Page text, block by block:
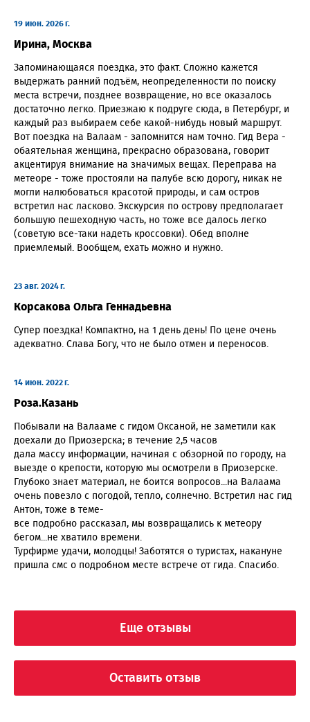
19 июн. 2026 г.
Ирина, Москва
Запоминающаяся поездка, это факт. Сложно кажется
выдержать ранний подъём, неопределенности по поиску
места встречи, позднее возвращение, но все оказалось
достаточно легко. Приезжаю к подруге сюда, в Петербург, и
каждый раз выбираем себе какой-нибудь новый маршрут.
Вот поездка на Валаам - запомнится нам точно. Гид Вера -
обаятельная женщина, прекрасно образована, говорит
акцентируя внимание на значимых вещах. Переправа на
метеоре - тоже простояли на палубе всю дорогу, никак не
могли налюбоваться красотой природы, и сам остров
встретил нас ласково. Экскурсия по острову предполагает
большую пешеходную часть, но тоже все далось легко
(советую все-таки надеть кроссовки). Обед вполне
приемлемый. Вообщем, ехать можно и нужно.
23 авг. 2024 г.
Корсакова Ольга Геннадьевна
Супер поездка! Компактно, на 1 день день! По цене очень
адекватно. Слава Богу, что не было отмен и переносов.
14 июн. 2022 г.
Роза.Казань
Побывали на Валааме с гидом Оксаной, не заметили как
доехали до Приозерска; в течение 2,5 часов
дала массу информации, начиная с обзорной по городу, на
выезде о крепости, которую мы осмотрели в Приозерске.
Глубоко знает материал, не боится вопросов...на Валаама
очень повезло с погодой, тепло, солнечно. Встретил нас гид
Антон, тоже в теме-
все подробно рассказал, мы возвращались к метеору
бегом...не хватило времени.
Турфирме удачи, молодцы! Заботятся о туристах, накануне
пришла смс о подробном месте встрече от гида. Спасибо.
Еще отзывы
Оставить отзыв